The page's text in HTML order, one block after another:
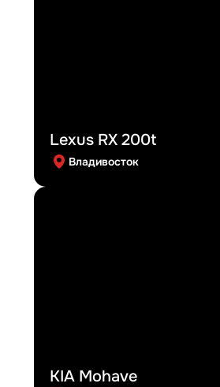
Lexus RX 200t
Владивосток
KIA Mohave